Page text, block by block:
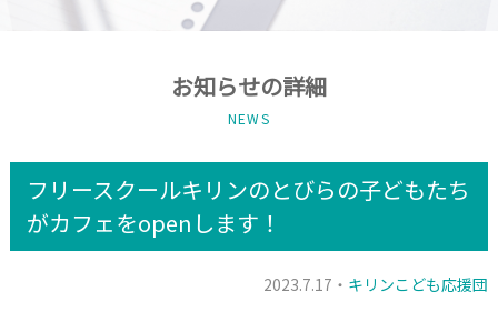
お知らせの詳細
NEWS
フリースクールキリンのとびらの子どもたち
がカフェをopenします！
2023.7.17・ キリンこども応援団